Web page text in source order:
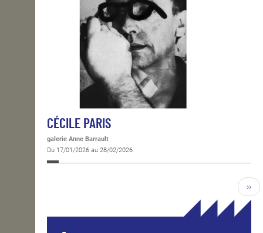
CÉCILE PARIS
galerie Anne Barrault
Du 17/01/2026 au 28/02/2026
››